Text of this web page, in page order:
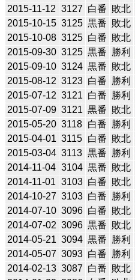
2015-11-12 3127 白番 敗北
2015-10-15 3125 黒番 敗北
2015-10-08 3125 白番 敗北
2015-09-30 3125 黒番 勝利
2015-09-10 3124 黒番 敗北
2015-08-12 3123 白番 勝利
2015-07-12 3121 白番 勝利
2015-07-09 3121 黒番 敗北
2015-05-20 3118 白番 勝利
2015-04-01 3115 白番 敗北
2015-03-04 3113 黒番 勝利
2014-11-04 3104 黒番 敗北
2014-11-01 3103 白番 敗北
2014-10-27 3103 白番 勝利
2014-07-10 3096 白番 敗北
2014-07-02 3096 黒番 敗北
2014-05-21 3094 黒番 勝利
2014-05-07 3093 白番 勝利
2014-02-13 3087 白番 敗北